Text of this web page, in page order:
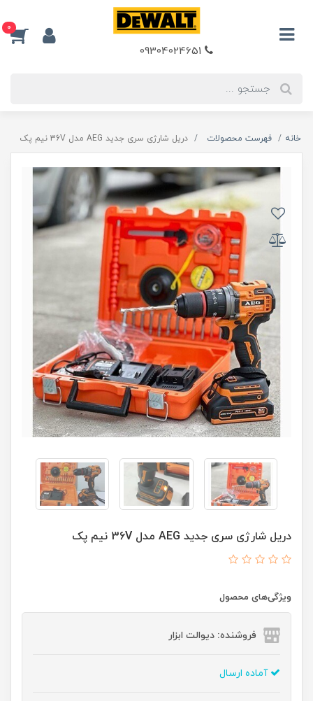
0
خانه فهرست محصولات دریل شارژی سری جدید AEG مدل 36V نیم پک
دریل شارژی سری جدید AEG مدل 36V نیم پک
ویژگی‌های محصول
فروشنده: دیوالت ابزار
آماده ارسال